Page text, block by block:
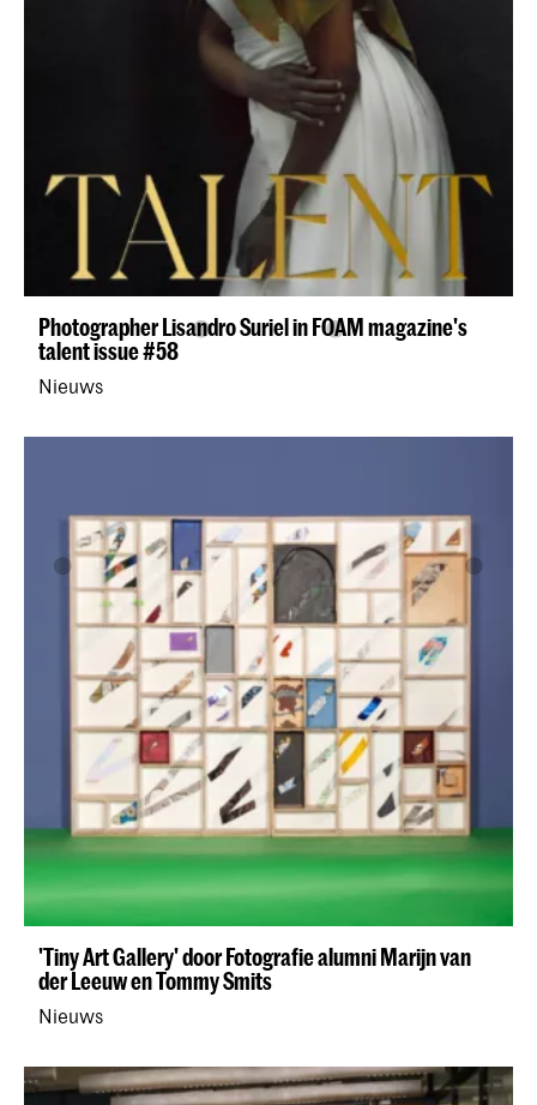
Photographer Lisandro Suriel in FOAM magazine's
talent issue #58
Nieuws
'Tiny Art Gallery' door Fotografie alumni Marijn van
der Leeuw en Tommy Smits
Nieuws